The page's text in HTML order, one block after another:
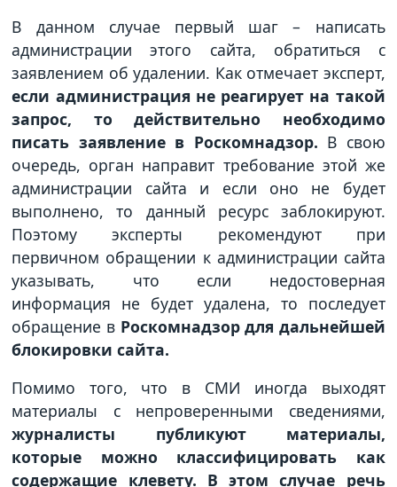
В данном случае первый шаг – написать
администрации этого сайта, обратиться с
заявлением об удалении. Как отмечает эксперт,
если администрация не реагирует на такой
запрос, то действительно необходимо
писать заявление в Роскомнадзор. В свою
очередь, орган направит требование этой же
администрации сайта и если оно не будет
выполнено, то данный ресурс заблокируют.
Поэтому эксперты рекомендуют при
первичном обращении к администрации сайта
указывать, что если недостоверная
информация не будет удалена, то последует
обращение в Роскомнадзор для дальнейшей
блокировки сайта.
Помимо того, что в СМИ иногда выходят
материалы с непроверенными сведениями,
журналисты публикуют материалы,
которые можно классифицировать как
содержащие клевету. В этом случае речь